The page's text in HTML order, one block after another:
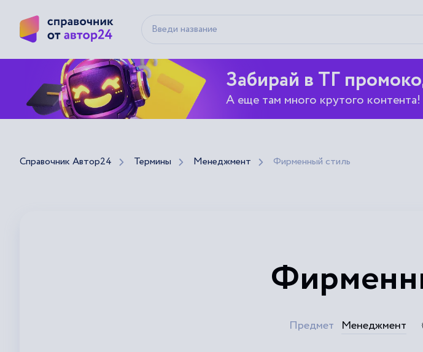
Забирай в ТГ
А еще там много крутого контента!
Справочник Автор24 Термины Менеджмент Фирменный стиль
Предмет Менеджмент